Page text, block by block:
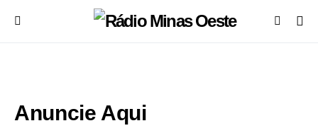
Anuncie Aqui